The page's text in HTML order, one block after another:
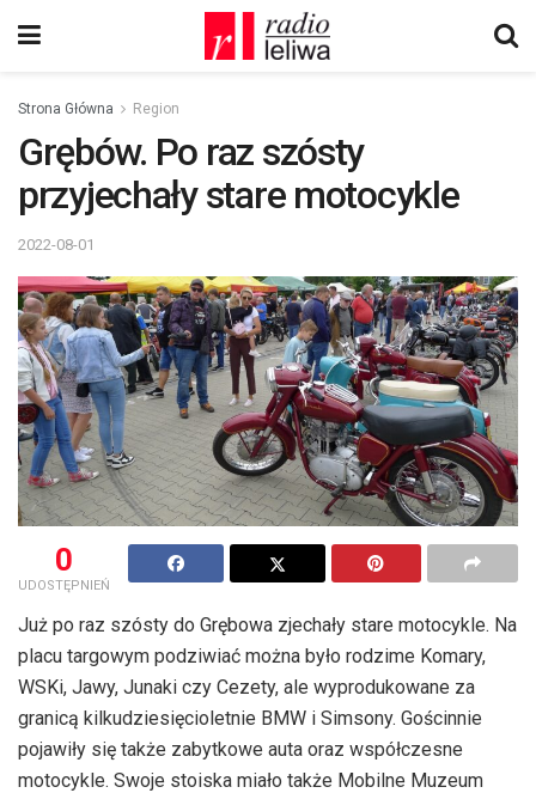
Strona Główna Region
Grębów. Po raz szósty
przyjechały stare motocykle
2022-08-01
0
UDOSTĘPNIEŃ
Już po raz szósty do Grębowa zjechały stare motocykle. Na
placu targowym podziwiać można było rodzime Komary,
WSKi, Jawy, Junaki czy Cezety, ale wyprodukowane za
granicą kilkudziesięcioletnie BMW i Simsony. Gościnnie
pojawiły się także zabytkowe auta oraz współczesne
motocykle. Swoje stoiska miało także Mobilne Muzeum